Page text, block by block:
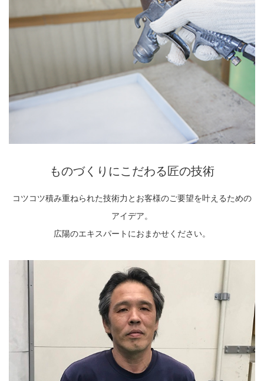
ものづくりにこだわる匠の技術
コツコツ積み重ねられた技術力とお客様のご要望を叶えるための
アイデア。
広陽のエキスパートにおまかせください。